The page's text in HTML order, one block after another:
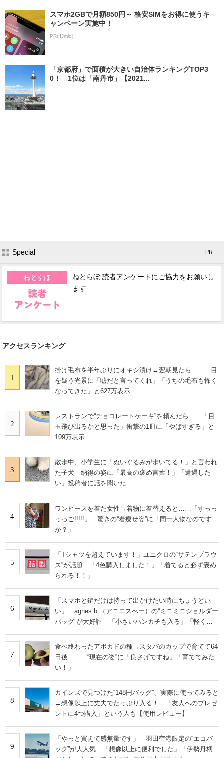
スマホ2GBで月額850円～ 格安SIMをお得に使うキ
ャンペーン実施中！
PR(IIJmio)
「京都府」で面積が大きい自治体ランキングTOP3
0！ 1位は「南丹市」【2021...
Special - PR -
ねとらぼ 読者アンケートにご協力をお願いし
ます
アクセスランキング
1
掛け毛布を半年ぶりにオキシ漬け→翌朝見たら…… 目
を疑う光景に「嘘だと言ってくれ」「うちの毛布も怖く
なってきた」と627万表示
2
レストランで“チョコレートケーキ”を頼んだら……「目
玉飛び出るかと思った」衝撃の1皿に「やばすぎる」と
109万表示
3
散歩中、小学生に「ぬいぐるみが歩いてる！」と言われ
た子犬 納得の姿に「最高の褒め言葉！」「遭遇した
い」投稿者に話を聞いた
4
ワンピースを着た女性→着物に着替えると……「すっっ
っっご!!!!!」 驚きの“着痩せ姿”に「同一人物なのです
か？」
5
「Tシャツを超えています！」ユニクロの“サテンブラウ
ス”が話題 「4色購入しました！」「着てると必ず褒め
られる！！」
6
「スマホと鍵だけは持って出かけたい時にちょうどい
い」 agnes b.（アニエスべー）の“ミニミニショルダー
バッグ”が大好評 「小さいハンカチも入る」「軽くて
7
食べ終わったアボカドの種→スタバのカップで育てて64
日後…… “現在の姿”に「良さげですね」「育ててみた
い！」
8
カインズで見つけた“148円バッグ”、実際に使ってみると
→想像以上に丈夫でたっぷり入る！ 「友人へのプレゼ
ントに4つ購入」という人も【使用レビュー】
9
「やっと買えて感無量です」 羽田空港限定の“エコバ
ッグ”が大人気 「想像以上に便利でした」「伊勢丹柄